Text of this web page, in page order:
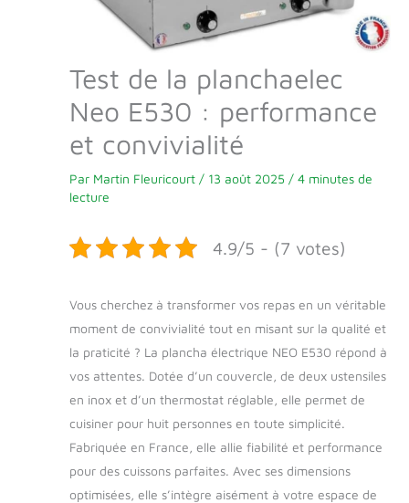
Test de la planchaelec
Neo E530 : performance
et convivialité
Par Martin Fleuricourt / 13 août 2025 / 4 minutes de
lecture
4.9/5 - (7 votes)
Vous cherchez à transformer vos repas en un véritable
moment de convivialité tout en misant sur la qualité et
la praticité ? La plancha électrique NEO E530 répond à
vos attentes. Dotée d’un couvercle, de deux ustensiles
en inox et d’un thermostat réglable, elle permet de
cuisiner pour huit personnes en toute simplicité.
Fabriquée en France, elle allie fiabilité et performance
pour des cuissons parfaites. Avec ses dimensions
optimisées, elle s’intègre aisément à votre espace de